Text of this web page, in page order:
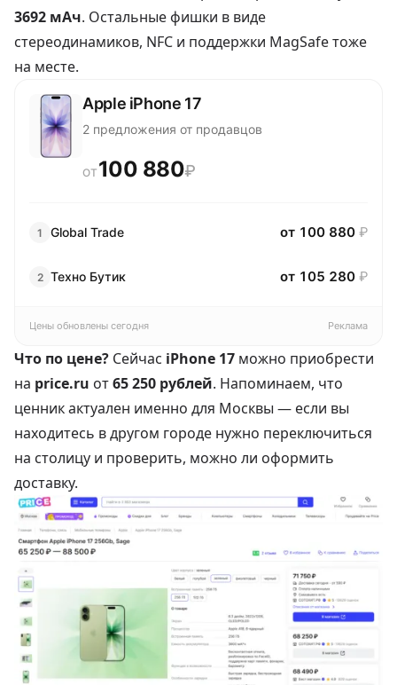
3692 мАч. Остальные фишки в виде
стереодинамиков, NFC и поддержки MagSafe тоже
на месте.
Apple iPhone 17
2 предложения от продавцов
ОТ 100 880₽
1 Global Trаde от 100 880 ₽
2 Техно Бутик от 105 280 ₽
Цены обновлены сегодня Реклама
Что по цене? Сейчас iPhone 17 можно приобрести
на price.ru от65 250 рублей. Напоминаем, что
ценник актуален именно для Москвы — если вы
находитесь в другом городе нужно переключиться
на столицу и проверить, можно ли оформить
доставку.